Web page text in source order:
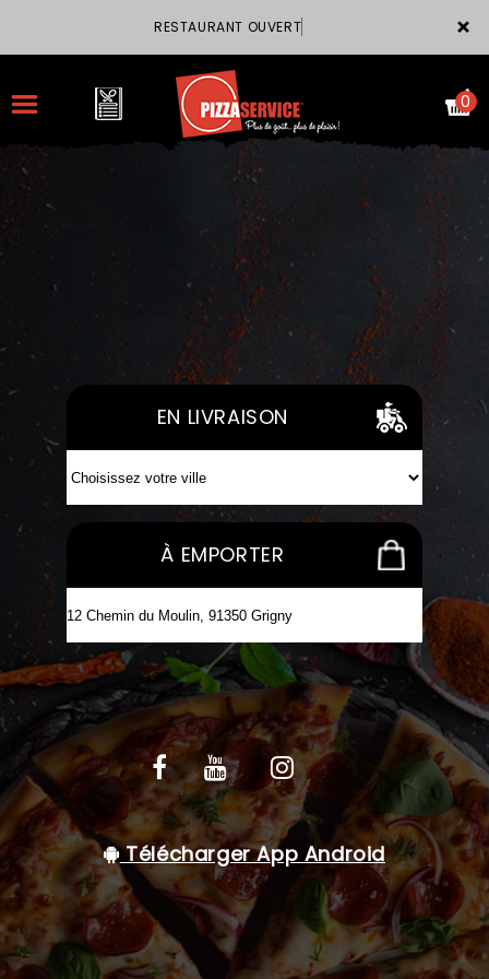
×
RESTAURANT OUVER
LA CARTE
VOTRE COMPTE
VOS AVIS
MENTIONS LÉGALES
0
EN LIVRAISON
À EMPORTER
Télécharger App Android